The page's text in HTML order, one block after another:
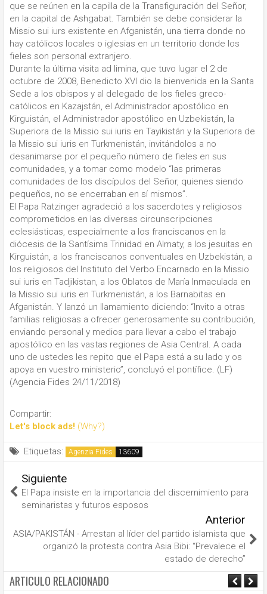
que se reúnen en la capilla de la Transfiguración del Señor,
en la capital de Ashgabat. También se debe considerar la
Missio sui iurs existente en Afganistán, una tierra donde no
hay católicos locales o iglesias en un territorio donde los
fieles son personal extranjero.
Durante la última visita ad limina, que tuvo lugar el 2 de
octubre de 2008, Benedicto XVI dio la bienvenida en la Santa
Sede a los obispos y al delegado de los fieles greco-
católicos en Kazajstán, el Administrador apostólico en
Kirguistán, el Administrador apostólico en Uzbekistán, la
Superiora de la Missio sui iuris en Tayikistán y la Superiora de
la Missio sui iuris en Turkmenistán, invitándolos a no
desanimarse por el pequeño número de fieles en sus
comunidades, y a tomar como modelo “las primeras
comunidades de los discípulos del Señor, quienes siendo
pequeños, no se encerraban en sí mismos”.
El Papa Ratzinger agradeció a los sacerdotes y religiosos
comprometidos en las diversas circunscripciones
eclesiásticas, especialmente a los franciscanos en la
diócesis de la Santísima Trinidad en Almaty, a los jesuitas en
Kirguistán, a los franciscanos conventuales en Uzbekistán, a
los religiosos del Instituto del Verbo Encarnado en la Missio
sui iuris en Tadjikistan, a los Oblatos de María Inmaculada en
la Missio sui iuris en Turkmenistán, a los Barnabitas en
Afganistán. Y lanzó un llamamiento diciendo: “Invito a otras
familias religiosas a ofrecer generosamente su contribución,
enviando personal y medios para llevar a cabo el trabajo
apostólico en las vastas regiones de Asia Central. A cada
uno de ustedes les repito que el Papa está a su lado y os
apoya en vuestro ministerio”, concluyó el pontífice. (LF)
(Agencia Fides 24/11/2018)
Compartir:
Let's block ads! (Why?)
Etiquetas: Agenzia Fides
Siguiente
El Papa insiste en la importancia del discernimiento para
seminaristas y futuros esposos
Anterior
ASIA/PAKISTÁN - Arrestan al líder del partido islamista que
organizó la protesta contra Asia Bibi: “Prevalece el
estado de derecho”
ARTICULO RELACIONADO